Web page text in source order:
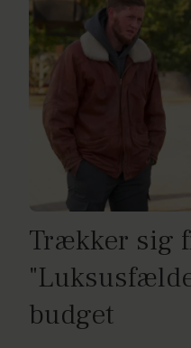
Trækker sig
budget